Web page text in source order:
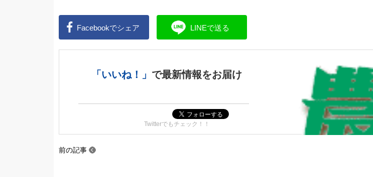
Facebookでシェア LINEで送る
「いいね！」 で最新情報をお届け
Twitterでもチェック！！
前の記事